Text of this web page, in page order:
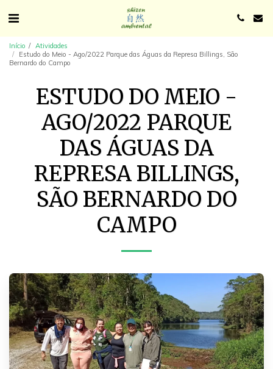
Início
Atividades
Estudo do Meio - Ago/2022 Parque das Águas da Represa Billings, São
Bernardo do Campo
ESTUDO DO MEIO -
AGO/2022 PARQUE
DAS ÁGUAS DA
REPRESA BILLINGS,
SÃO BERNARDO DO
CAMPO